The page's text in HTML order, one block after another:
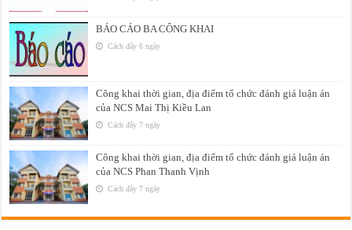
BÁO CÁO BA CÔNG KHAI
Cách đây 6 ngày
Công khai thời gian, địa điểm tổ chức đánh giá luận án
của NCS Mai Thị Kiều Lan
Cách đây 7 ngày
Công khai thời gian, địa điểm tổ chức đánh giá luận án
của NCS Phan Thanh Vịnh
Cách đây 7 ngày